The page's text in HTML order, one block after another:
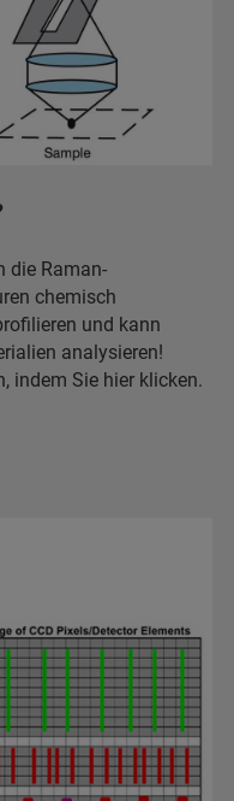
die Raman-
chemisch
und kann
analysieren!
indem Sie hier klicken.